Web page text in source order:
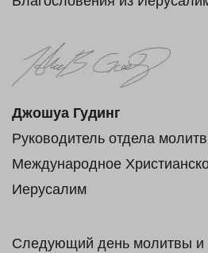
Джошуа Гудинг
Руководитель отдела
Международное
Иерусалим
Следующий день молитвы и